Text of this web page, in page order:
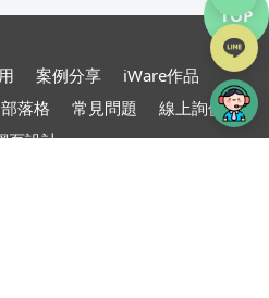
案例分享
iWare作品
部落格 常見問題
線上詢價
頁設計
TOP